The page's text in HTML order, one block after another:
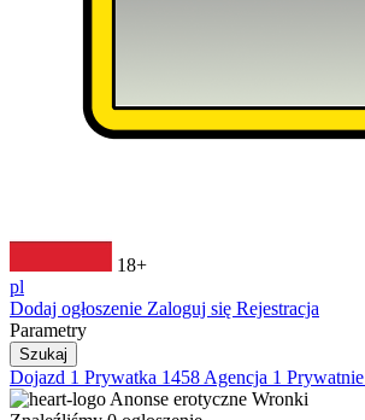
18+
pl
Dodaj ogłoszenie Zaloguj się Rejestracja
Parametry
Szukaj
Dojazd 1 Prywatka 1458 Agencja 1 Prywatnie
Anonse erotyczne Wronki